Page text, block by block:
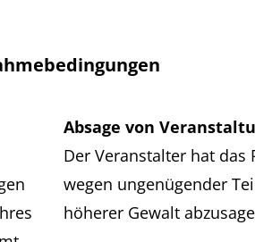
Absage von
Der Veranstalter hat das
wegen ungenügender
höherer Gewalt